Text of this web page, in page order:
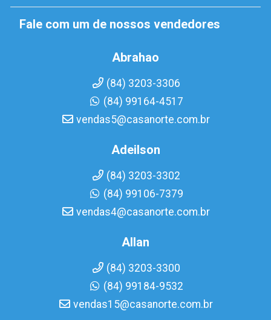
Fale com um de nossos vendedores
Abrahao
(84) 3203-3306
(84) 99164-4517
vendas5@casanorte.com.br
Adeilson
(84) 3203-3302
(84) 99106-7379
vendas4@casanorte.com.br
Allan
(84) 3203-3300
(84) 99184-9532
vendas15@casanorte.com.br